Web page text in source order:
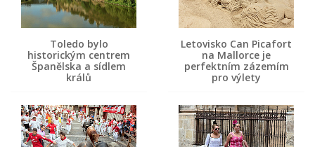
Toledo bylo
historickým centrem
Španělska a sídlem
králů
Letovisko Can Picafort
na Mallorce je
perfektním zázemím
pro výlety